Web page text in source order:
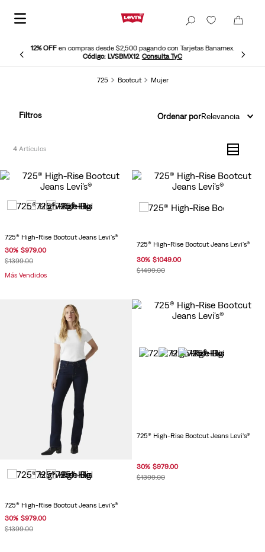
12% OFFen compras desde $2,500 pagando con Tarjetas Banamex.
Código: LVSBMX12. Consulta TyC
725 Bootcut Mujer
Filtros Ordenar porRelevancia
4
725® High-Rise Bootcut Jeans Levi's®
30% $979.00
$1399.00
Más Vendidos
725® High-Rise Bootcut Jeans Levi's®
30% $1049.00
$1499.00
725® High-Rise Bootcut Jeans Levi's®
30% $979.00
$1399.00
725® High-Rise Bootcut Jeans Levi's®
30% $979.00
$1399.00